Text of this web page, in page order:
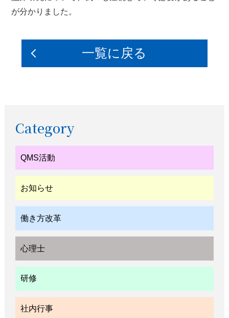
が分かりました。
一覧に戻る
Category
QMS活動
お知らせ
働き方改革
心理士
研修
社内行事